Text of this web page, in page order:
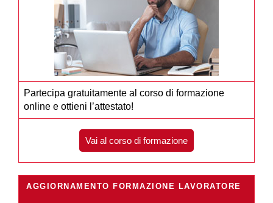
Partecipa gratuitamente al corso di formazione
online e ottieni l’attestato!
Vai al corso di formazione
AGGIORNAMENTO FORMAZIONE LAVORATORE